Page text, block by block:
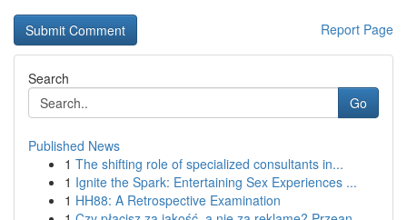
Report Page
Search
Go
Published News
1 The shifting role of specialized consultants in...
1 Ignite the Spark: Entertaining Sex Experiences ...
1 HH88: A Retrospective Examination